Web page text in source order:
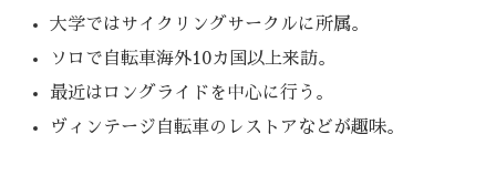
大学ではサイクリングサークルに所属。
ソロで自転車海外10カ国以上来訪。
最近はロングライドを中心に行う。
ヴィンテージ自転車のレストアなどが趣味。